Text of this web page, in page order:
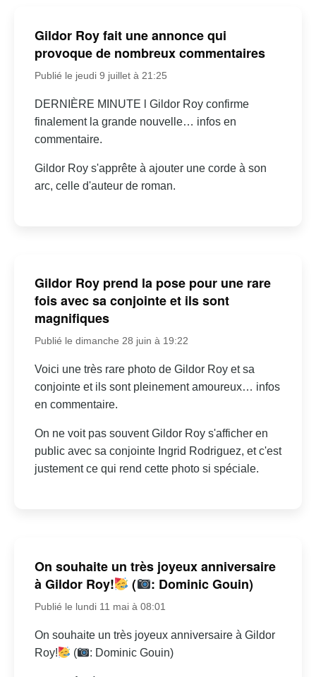
Gildor Roy fait une annonce qui
provoque de nombreux commentaires
Publié le jeudi 9 juillet à 21:25
DERNIÈRE MINUTE l Gildor Roy confirme
finalement la grande nouvelle… infos en
commentaire.
Gildor Roy s'apprête à ajouter une corde à son
arc, celle d'auteur de roman.
Gildor Roy prend la pose pour une rare
fois avec sa conjointe et ils sont
magnifiques
Publié le dimanche 28 juin à 19:22
Voici une très rare photo de Gildor Roy et sa
conjointe et ils sont pleinement amoureux… infos
en commentaire.
On ne voit pas souvent Gildor Roy s'afficher en
public avec sa conjointe Ingrid Rodriguez, et c'est
justement ce qui rend cette photo si spéciale.
On souhaite un très joyeux anniversaire
à Gildor Roy!
( : Dominic Gouin)
Publié le lundi 11 mai à 08:01
On souhaite un très joyeux anniversaire à Gildor
Roy!
( : Dominic Gouin)